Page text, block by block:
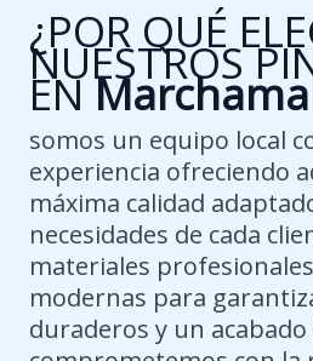
¿POR QUÉ
NUESTROS
EN
somos un equipo local
experiencia ofreciendo
máxima calidad
necesidades de cada
materiales
modernas para
duraderos y un